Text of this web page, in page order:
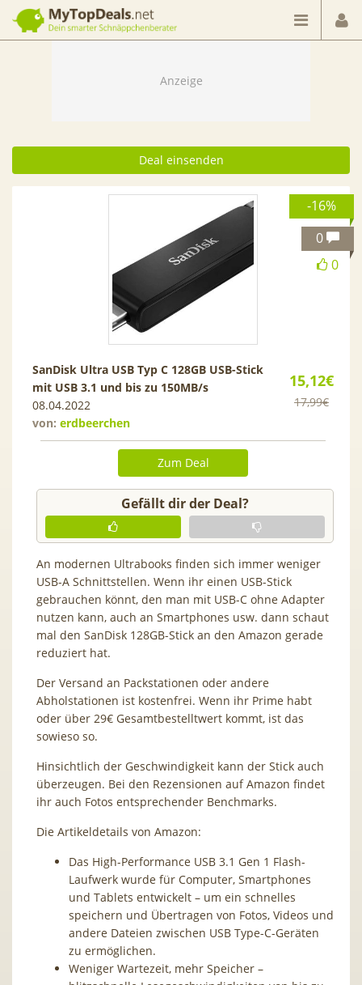
Dein smarter Schnäppchenberater
Deal einsenden
-16%
0
0
15,12€
17,99€
SanDisk Ultra USB Typ C 128GB USB-Stick
mit USB 3.1 und bis zu 150MB/s
08.04.2022
von: erdbeerchen
Zum Deal
Gefällt dir der Deal?
An modernen Ultrabooks finden sich immer weniger
USB-A Schnittstellen. Wenn ihr einen USB-Stick
gebrauchen könnt, den man mit USB-C ohne Adapter
nutzen kann, auch an Smartphones usw. dann schaut
mal den SanDisk 128GB-Stick an den Amazon gerade
reduziert hat.
Der Versand an Packstationen oder andere
Abholstationen ist kostenfrei. Wenn ihr Prime habt
oder über 29€ Gesamtbestelltwert kommt, ist das
sowieso so.
Hinsichtlich der Geschwindigkeit kann der Stick auch
überzeugen. Bei den Rezensionen auf Amazon findet
ihr auch Fotos entsprechender Benchmarks.
Die Artikeldetails von Amazon:
Das High-Performance USB 3.1 Gen 1 Flash-
Laufwerk wurde für Computer, Smartphones
und Tablets entwickelt – um ein schnelles
speichern und Übertragen von Fotos, Videos und
andere Dateien zwischen USB Type-C-Geräten
zu ermöglichen.
Weniger Wartezeit, mehr Speicher –